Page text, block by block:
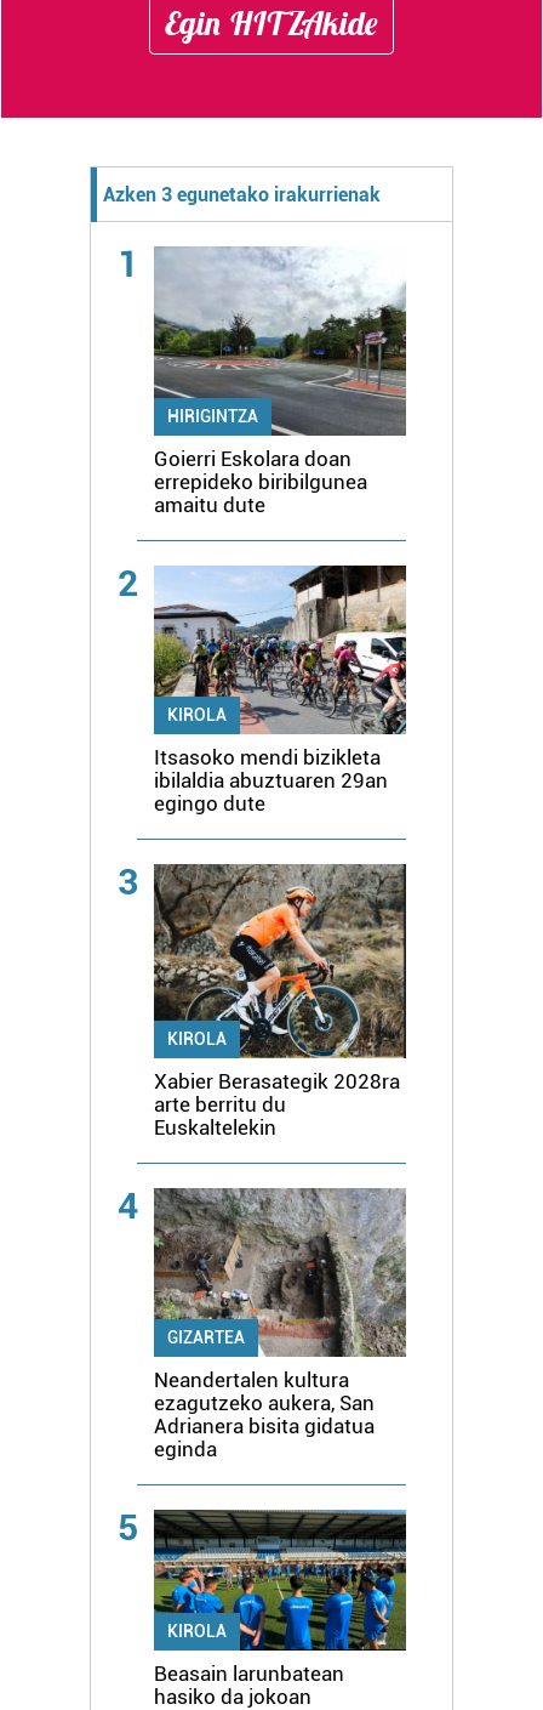
Egin HITZAkide
Azken 3 egunetako irakurrienak
1
HIRIGINTZA
Goierri Eskolara doan
errepideko biribilgunea
amaitu dute
2
KIROLA
Itsasoko mendi bizikleta
ibilaldia abuztuaren 29an
egingo dute
3
KIROLA
Xabier Berasategik 2028ra
arte berritu du
Euskaltelekin
4
GIZARTEA
Neandertalen kultura
ezagutzeko aukera, San
Adrianera bisita gidatua
eginda
5
KIROLA
Beasain larunbatean
hasiko da jokoan